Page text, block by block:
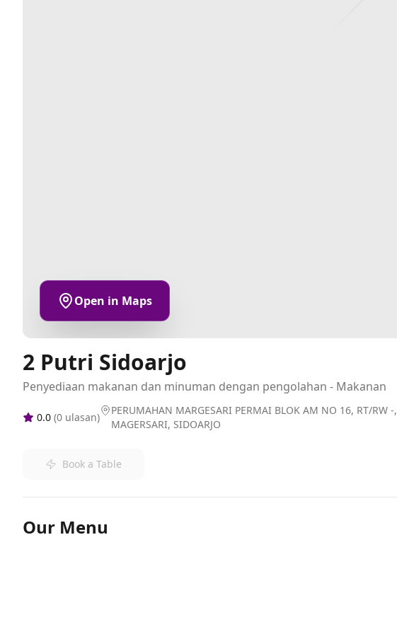
Open in Maps
2 Putri Sidoarjo
Penyediaan makanan dan minuman dengan pengolahan - Makanan
0.0 (0 ulasan)
PERUMAHAN MARGESARI PERMAI BLOK AM NO 16, RT/RW -,
MAGERSARI, SIDOARJO
Book a Table
Our Menu